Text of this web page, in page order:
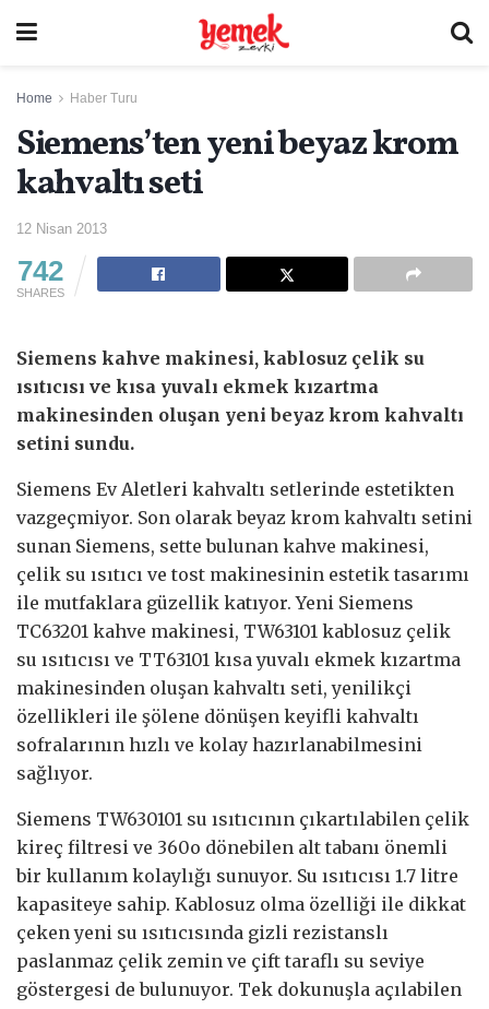
Home Haber Turu
Siemens’ten yeni beyaz krom
kahvaltı seti
12 Nisan 2013
742
SHARES
Siemens kahve makinesi, kablosuz çelik su
ısıtıcısı ve kısa yuvalı ekmek kızartma
makinesinden oluşan yeni beyaz krom kahvaltı
setini sundu.
Siemens Ev Aletleri kahvaltı setlerinde estetikten
vazgeçmiyor. Son olarak beyaz krom kahvaltı setini
sunan Siemens, sette bulunan kahve makinesi,
çelik su ısıtıcı ve tost makinesinin estetik tasarımı
ile mutfaklara güzellik katıyor. Yeni Siemens
TC63201 kahve makinesi, TW63101 kablosuz çelik
su ısıtıcısı ve TT63101 kısa yuvalı ekmek kızartma
makinesinden oluşan kahvaltı seti, yenilikçi
özellikleri ile şölene dönüşen keyifli kahvaltı
sofralarının hızlı ve kolay hazırlanabilmesini
sağlıyor.
Siemens TW630101 su ısıtıcının çıkartılabilen çelik
kireç filtresi ve 360o dönebilen alt tabanı önemli
bir kullanım kolaylığı sunuyor. Su ısıtıcısı 1.7 litre
kapasiteye sahip. Kablosuz olma özelliği ile dikkat
çeken yeni su ısıtıcısında gizli rezistanslı
paslanmaz çelik zemin ve çift taraflı su seviye
göstergesi de bulunuyor. Tek dokunuşla açılabilen